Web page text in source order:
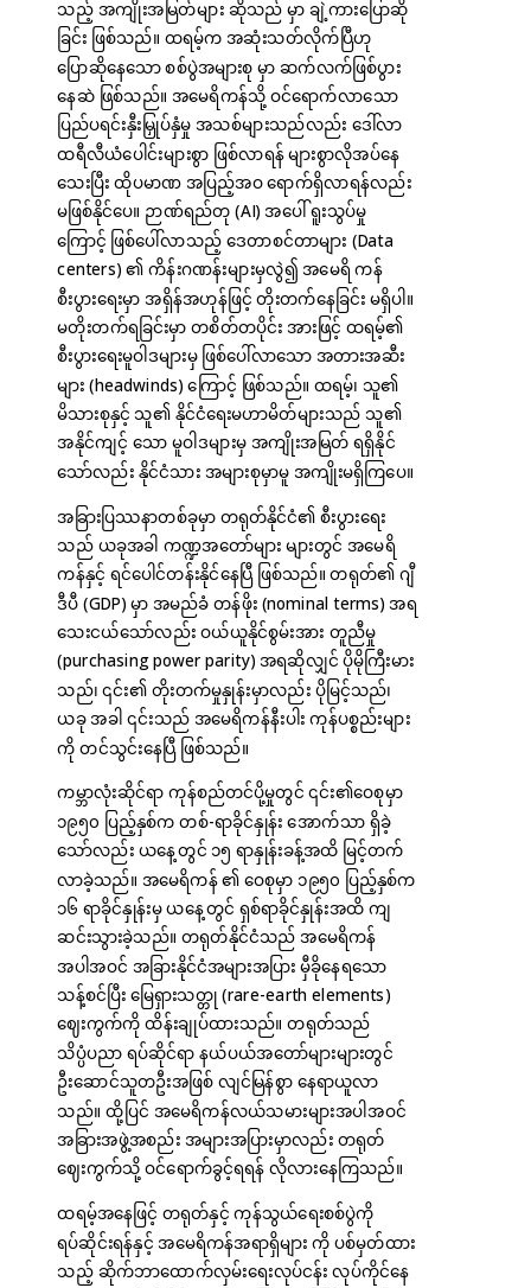
သည့် အကျိုးအမြတ်များ ဆိုသည် မှာ ချဲ့ကားပြောဆို
ခြင်း ဖြစ်သည်။ ထရမ့်က အဆုံးသတ်လိုက်ပြီဟု
ပြောဆိုနေသော စစ်ပွဲအများစု မှာ ဆက်လက်ဖြစ်ပွား
နေဆဲ ဖြစ်သည်။ အမေရိကန်သို့ ဝင်ရောက်လာသော
ပြည်ပရင်းနှီးမြှုပ်နှံမှု အသစ်များသည်လည်း ဒေါ်လာ
ထရီလီယံပေါင်းများစွာ ဖြစ်လာရန် များစွာလိုအပ်နေ
သေးပြီး ထိုပမာဏ အပြည့်အဝ ရောက်ရှိလာရန်လည်း
မဖြစ်နိုင်ပေ။ ဉာဏ်ရည်တု (AI) အပေါ် ရူးသွပ်မှု
ကြောင့် ဖြစ်ပေါ်လာသည့် ဒေတာစင်တာများ (Data
centers) ၏ ကိန်းဂဏန်းများမှလွဲ၍ အမေရိ ကန်
စီးပွားရေးမှာ အရှိန်အဟုန်ဖြင့် တိုးတက်နေခြင်း မရှိပါ။
မတိုးတက်ရခြင်းမှာ တစိတ်တပိုင်း အားဖြင့် ထရမ့်၏
စီးပွားရေးမူဝါဒများမှ ဖြစ်ပေါ်လာသော အတားအဆီး
များ (headwinds) ကြောင့် ဖြစ်သည်။ ထရမ့်၊ သူ၏
မိသားစုနှင့် သူ၏ နိုင်ငံရေးမဟာမိတ်များသည် သူ၏
အနိုင်ကျင့် သော မူဝါဒများမှ အကျိုးအမြတ် ရရှိနိုင်
သော်လည်း နိုင်ငံသား အများစုမှာမူ အကျိုးမရှိကြပေ။
အခြားပြဿနာတစ်ခုမှာ တရုတ်နိုင်ငံ၏ စီးပွားရေး
သည် ယခုအခါ ကဏ္ဍအတော်များ များတွင် အမေရိ
ကန်နှင့် ရင်ပေါင်တန်းနိုင်နေပြီ ဖြစ်သည်။ တရုတ်၏ ဂျီ
ဒီပီ (GDP) မှာ အမည်ခံ တန်ဖိုး (nominal terms) အရ
သေးငယ်သော်လည်း ဝယ်ယူနိုင်စွမ်းအား တူညီမှု
(purchasing power parity) အရဆိုလျှင် ပိုမိုကြီးမား
သည်၊ ၎င်း၏ တိုးတက်မှုနှုန်းမှာလည်း ပိုမြင့်သည်၊
ယခု အခါ ၎င်းသည် အမေရိကန်နီးပါး ကုန်ပစ္စည်းများ
ကို တင်သွင်းနေပြီ ဖြစ်သည်။
ကမ္ဘာလုံးဆိုင်ရာ ကုန်စည်တင်ပို့မှုတွင် ၎င်း၏ဝေစုမှာ
၁၉၅၀ ပြည့်နှစ်က တစ်-ရာခိုင်နှုန်း အောက်သာ ရှိခဲ့
သော်လည်း ယနေ့တွင် ၁၅ ရာနှုန်းခန့်အထိ မြင့်တက်
လာခဲ့သည်။ အမေရိကန် ၏ ဝေစုမှာ ၁၉၅၀ ပြည့်နှစ်က
၁၆ ရာခိုင်နှုန်းမှ ယနေ့တွင် ရှစ်ရာခိုင်နှုန်းအထိ ကျ
ဆင်းသွားခဲ့သည်။ တရုတ်နိုင်ငံသည် အမေရိကန်
အပါအဝင် အခြားနိုင်ငံအများအပြား မှီခိုနေရသော
သန့်စင်ပြီး မြေရှားသတ္တု (rare-earth elements)
ဈေးကွက်ကို ထိန်းချုပ်ထားသည်။ တရုတ်သည်
သိပ္ပံပညာ ရပ်ဆိုင်ရာ နယ်ပယ်အတော်များများတွင်
ဦးဆောင်သူတဦးအဖြစ် လျင်မြန်စွာ နေရာယူလာ
သည်။ ထို့ပြင် အမေရိကန်လယ်သမားများအပါအဝင်
အခြားအဖွဲ့အစည်း အများအပြားမှာလည်း တရုတ်
ဈေးကွက်သို့ ဝင်ရောက်ခွင့်ရရန် လိုလားနေကြသည်။
ထရမ့်အနေဖြင့် တရုတ်နှင့် ကုန်သွယ်ရေးစစ်ပွဲကို
ရပ်ဆိုင်းရန်နှင့် အမေရိကန်အရာရှိများ ကို ပစ်မှတ်ထား
သည့် ဆိုက်ဘာထောက်လှမ်းရေးလုပ်ငန်း လုပ်ကိုင်နေ